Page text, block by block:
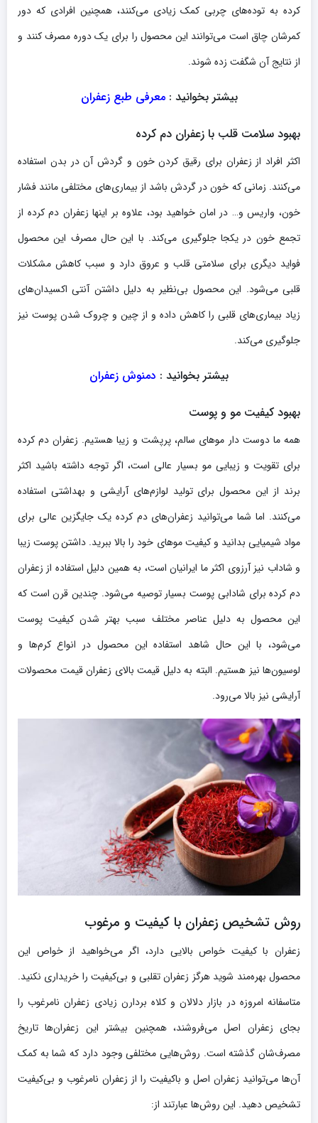
کرده به توده‌های چربی کمک زیادی می‌کنند، همچنین افرادی که دور
کمرشان چاق است می‌توانند این محصول را برای یک دوره مصرف کنند و
از نتایج آن شگفت زده شوند.
بیشتر بخوانید :معرفی طبع زعفران
بهبود سلامت قلب با زعفران دم کرده
اکثر افراد از زعفران برای رقیق کردن خون و گردش آن در بدن استفاده
می‌کنند. زمانی که خون در گردش باشد از بیماری‌های مختلفی مانند فشار
خون، واریس و… در امان خواهید بود، علاوه بر اینها زعفران دم کرده از
تجمع خون در یکجا جلوگیری می‌کند. با این حال مصرف این محصول
فواید دیگری برای سلامتی قلب و عروق دارد و سبب کاهش مشکلات
قلبی می‌شود. این محصول بی‌نظیر به دلیل داشتن آنتی اکسیدان‌های
زیاد بیماری‌های قلبی را کاهش داده و از چین و چروک شدن پوست نیز
جلوگیری می‌کند.
بیشتر بخوانید : دمنوش زعفران
بهبود کیفیت مو و پوست
همه ما دوست دار موهای سالم، پرپشت و زیبا هستیم. زعفران دم کرده
برای تقویت و زیبایی مو بسیار عالی است، اگر توجه داشته باشید اکثر
برند از این محصول برای تولید لوازم‌های آرایشی و بهداشتی استفاده
می‌کنند. اما شما می‌توانید زعفران‌های دم کرده یک جایگزین عالی برای
مواد شیمیایی بدانید و کیفیت موهای خود را بالا ببرید. داشتن پوست زیبا
و شاداب نیز آرزوی اکثر ما ایرانیان است، به همین دلیل استفاده از زعفران
دم کرده برای شادابی پوست بسیار توصیه می‌شود. چندین قرن است که
این محصول به دلیل عناصر مختلف سبب بهتر شدن کیفیت پوست
می‌شود، با این حال شاهد استفاده این محصول در انواع کرم‌ها و
لوسیون‌ها نیز هستیم. البته به دلیل قیمت بالای زعفران قیمت محصولات
آرایشی نیز بالا می‌رود.
روش تشخیص زعفران با کیفیت و مرغوب
زعفران با کیفیت خواص بالایی دارد، اگر می‌خواهید از خواص این
محصول بهره‌مند شوید هرگز زعفران تقلبی و بی‌کیفیت را خریداری نکنید.
متاسفانه امروزه در بازار دلالان و کلاه بردارن زیادی زعفران نامرغوب را
بجای زعفران اصل می‌فروشند، همچنین بیشتر این زعفران‌ها تاریخ
مصرف‌شان گذشته است. روش‌هایی مختلفی وجود دارد که شما به کمک
آن‌ها می‌توانید زعفران اصل و باکیفیت را از زعفران نامرغوب و بی‌کیفیت
تشخیص دهید. این روش‌ها عبارتند از: